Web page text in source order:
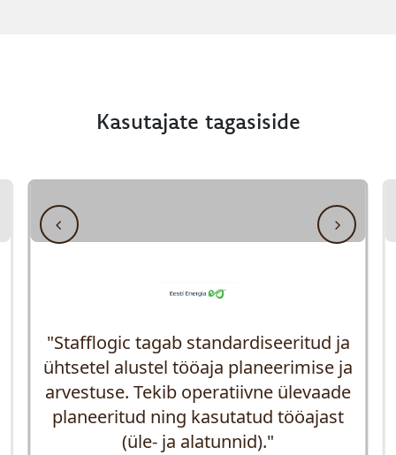
Kasutajate tagasiside
"Stafflogic tagab standardiseeritud ja
ühtsetel alustel tööaja planeerimise ja
arvestuse. Tekib operatiivne ülevaade
planeeritud ning kasutatud tööajast
(üle- ja alatunnid)."